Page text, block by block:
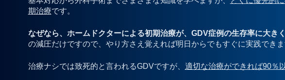
期治療です。
なぜなら、ホームドクターによる初期治療が、GDV症例の生存率に大きく
の減圧だけですので、やり方さえ覚えれば明日からでもすぐに実践できま
治療ナシでは致死的と言われるGDVですが、 適切な治療ができれば90％